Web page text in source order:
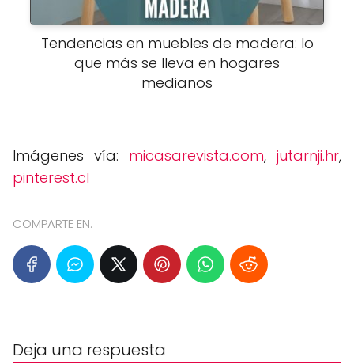
Tendencias en muebles de madera: lo
que más se lleva en hogares
medianos
Imágenes vía: micasarevista.com, jutarnji.hr,
pinterest.cl
COMPARTE EN:
Deja una respuesta